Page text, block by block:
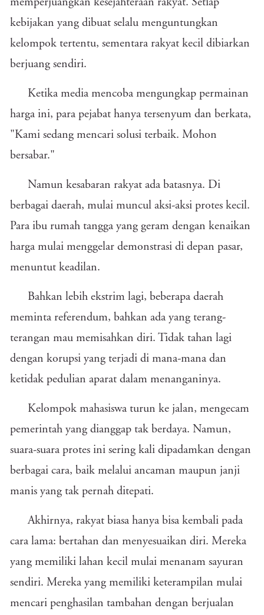
memperjuangkan kesejahteraan rakyat. Setiap
kebijakan yang dibuat selalu menguntungkan
kelompok tertentu, sementara rakyat kecil dibiarkan
berjuang sendiri.
Ketika media mencoba mengungkap permainan
harga ini, para pejabat hanya tersenyum dan berkata,
"Kami sedang mencari solusi terbaik. Mohon
bersabar."
Namun kesabaran rakyat ada batasnya. Di
berbagai daerah, mulai muncul aksi-aksi protes kecil.
Para ibu rumah tangga yang geram dengan kenaikan
harga mulai menggelar demonstrasi di depan pasar,
menuntut keadilan.
Bahkan lebih ekstrim lagi, beberapa daerah
meminta referendum, bahkan ada yang terang-
terangan mau memisahkan diri. Tidak tahan lagi
dengan korupsi yang terjadi di mana-mana dan
ketidak pedulian aparat dalam menanganinya.
Kelompok mahasiswa turun ke jalan, mengecam
pemerintah yang dianggap tak berdaya. Namun,
suara-suara protes ini sering kali dipadamkan dengan
berbagai cara, baik melalui ancaman maupun janji
manis yang tak pernah ditepati.
Akhirnya, rakyat biasa hanya bisa kembali pada
cara lama: bertahan dan menyesuaikan diri. Mereka
yang memiliki lahan kecil mulai menanam sayuran
sendiri. Mereka yang memiliki keterampilan mulai
mencari penghasilan tambahan dengan berjualan